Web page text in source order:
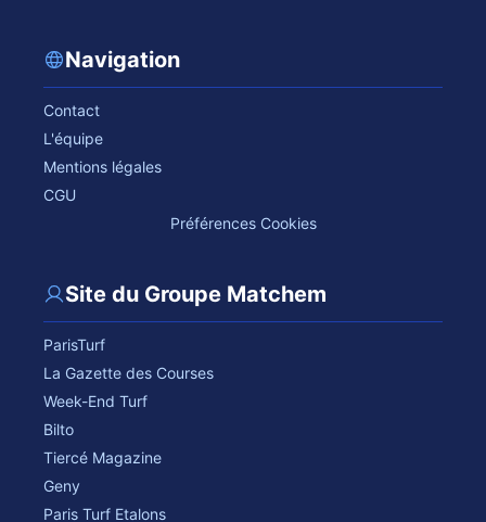
Navigation
Contact
L'équipe
Mentions légales
CGU
Préférences Cookies
Site du Groupe Matchem
ParisTurf
La Gazette des Courses
Week-End Turf
Bilto
Tiercé Magazine
Geny
Paris Turf Etalons